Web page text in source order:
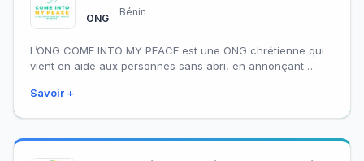
ONG
Bénin
L’ONG COME INTO MY PEACE est une ONG chrétienne qui
vient en aide aux personnes sans abri, en annonçant
Savoir +